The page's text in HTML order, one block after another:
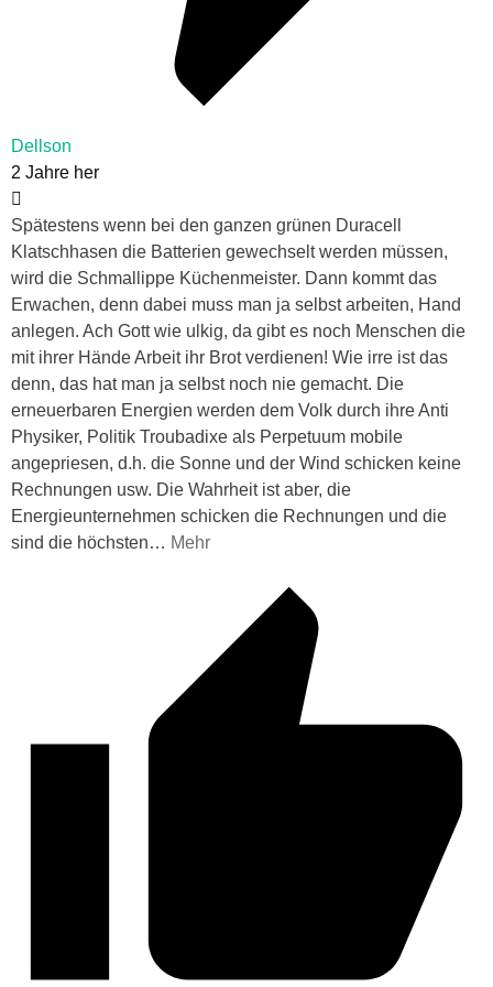
Dellson
2 Jahre her
Spätestens wenn bei den ganzen grünen Duracell
Klatschhasen die Batterien gewechselt werden müssen,
wird die Schmallippe Küchenmeister. Dann kommt das
Erwachen, denn dabei muss man ja selbst arbeiten, Hand
anlegen. Ach Gott wie ulkig, da gibt es noch Menschen die
mit ihrer Hände Arbeit ihr Brot verdienen! Wie irre ist das
denn, das hat man ja selbst noch nie gemacht. Die
erneuerbaren Energien werden dem Volk durch ihre Anti
Physiker, Politik Troubadixe als Perpetuum mobile
angepriesen, d.h. die Sonne und der Wind schicken keine
Rechnungen usw. Die Wahrheit ist aber, die
Energieunternehmen schicken die Rechnungen und die
sind die höchsten… Mehr